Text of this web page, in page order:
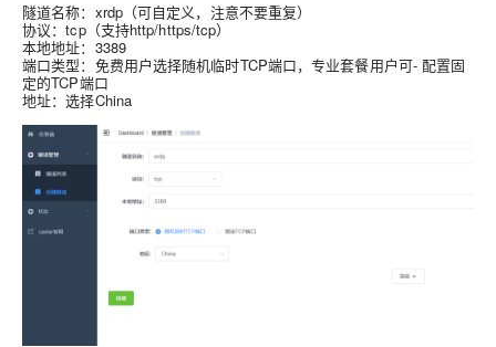
隧道名称：xrdp（可自定义，注意不要重复）
协议：tcp（支持http/https/tcp）
本地地址：3389
端口类型：免费用户选择随机临时TCP端口，专业套餐用户可- 配置固
定的TCP端口
地址：选择China